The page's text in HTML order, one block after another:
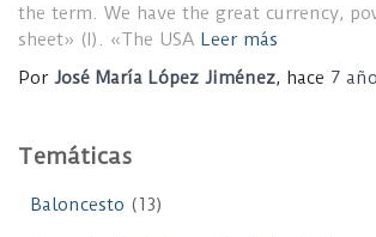
the term. We have the great currency,
sheet» (I). «The USA Leer más
Por José María López Jiménez, hace 7
Temáticas
Baloncesto (13)